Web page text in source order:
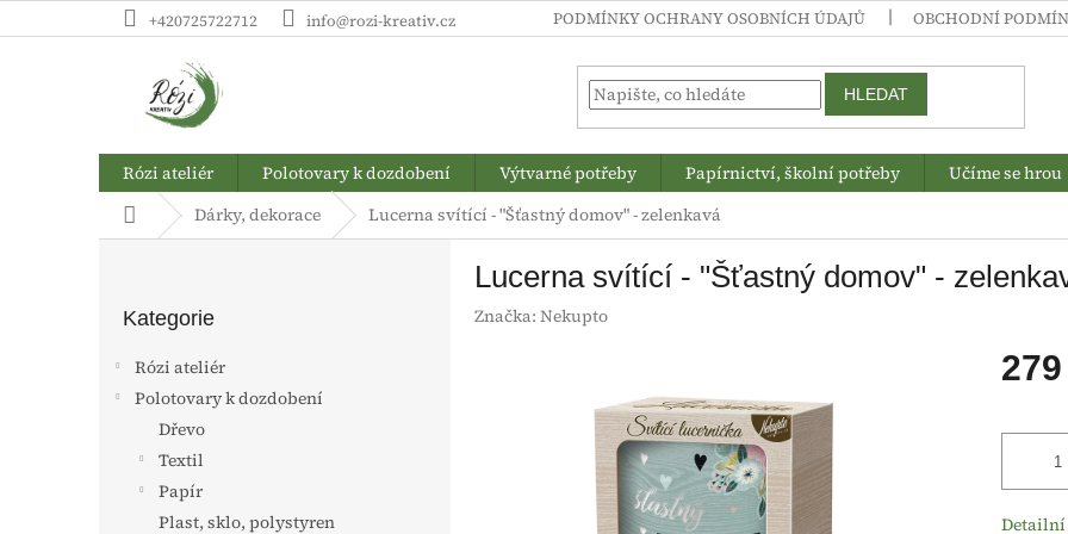
na
+420725722712 info@rozi-kreativ.cz PODMÍNKY OCHRANY OSOBNÍCH ÚDAJŮ OBCHODNÍ
HLEDAT
Rózi ateliér Polotovary k dozdobení Výtvarné potřeby Papírnictví, školní potřeby Učíme se hrou
Domů Dárky, dekorace Lucerna svítící - "Šťastný domov" - zelenkavá
kategorie
Kategorie
Rózi ateliér
Polotovary k dozdobení
Dřevo
Textil
Papír
Plast, sklo, polystyren
Lucerna svítící - "Šťastný domov" -
Značka: Nekupto
cena: